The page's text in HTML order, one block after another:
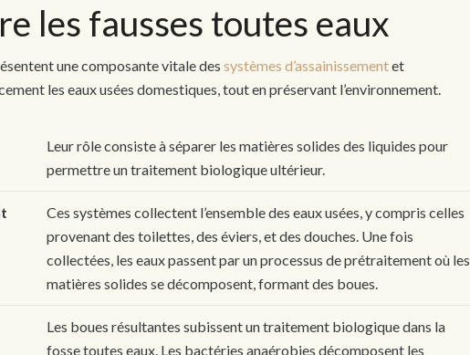
les fausses toutes eaux
une composante vitale des systèmes d’assainissementet
les eaux usées domestiques, tout en préservant l’environnement.
Leur rôle consiste à séparer les matières solides des liquides pour
permettre un traitement biologique ultérieur.
Ces systèmes collectent l’ensemble des eaux usées, y compris celles
provenant des toilettes, des éviers, et des douches. Une fois
collectées, les eaux passent par un processus de prétraitement où les
matières solides se décomposent, formant des boues.
Les boues résultantes subissent un traitement biologique dans la
fosse toutes eaux. Les bactéries anaérobies décomposent les